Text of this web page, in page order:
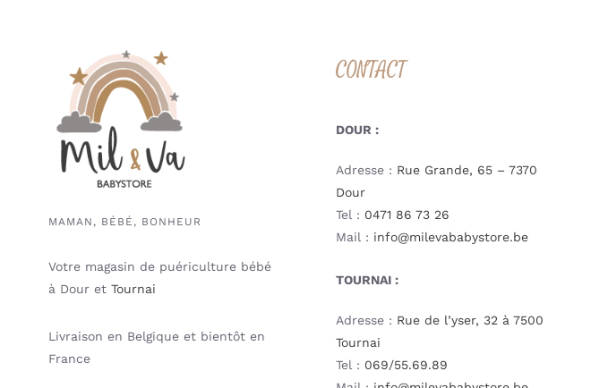
MAMAN, BÉBÉ, BONHEUR
Votre magasin de puériculture bébé
à Dour et Tournai
Livraison en Belgique et bientôt en
France
CONTACT
DOUR :
Adresse : Rue Grande, 65 – 7370
Dour
Tel : 0471 86 73 26
Mail : info@milevababystore.be
TOURNAI :
Adresse : Rue de l’yser, 32 à 7500
Tournai
Tel : 069/55.69.89